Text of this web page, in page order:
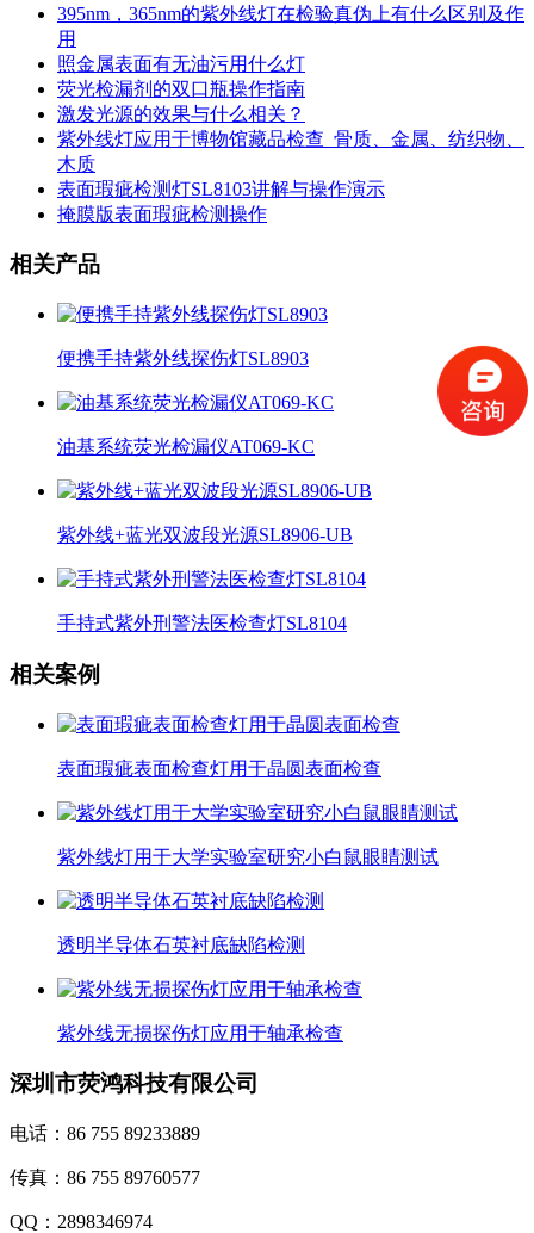
395nm，365nm的紫外线灯在检验真伪上有什么区别及作
用
照金属表面有无油污用什么灯
荧光检漏剂的双口瓶操作指南
激发光源的效果与什么相关？
紫外线灯应用于博物馆藏品检查_骨质、金属、纺织物、
木质
表面瑕疵检测灯SL8103讲解与操作演示
掩膜版表面瑕疵检测操作
相关产品
便携手持紫外线探伤灯SL8903
油基系统荧光检漏仪AT069-KC
紫外线+蓝光双波段光源SL8906-UB
手持式紫外刑警法医检查灯SL8104
相关案例
表面瑕疵表面检查灯用于晶圆表面检查
紫外线灯用于大学实验室研究小白鼠眼睛测试
透明半导体石英衬底缺陷检测
紫外线无损探伤灯应用于轴承检查
深圳市荧鸿科技有限公司
电话：86 755 89233889
传真：86 755 89760577
QQ：2898346974